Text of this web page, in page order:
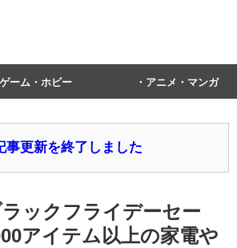
ゲーム・ホビー アニメ・マンガ
事更新を終了しました
ックフライデーセー
アイテム以上の家電や